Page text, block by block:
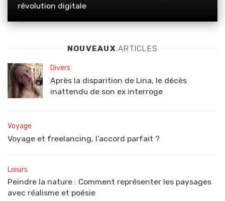
révolution digitale
NOUVEAUXARTICLES
Divers
Après la disparition de Lina, le décès
inattendu de son ex interroge
Voyage
Voyage et freelancing, l’accord parfait ?
Loisirs
Peindre la nature : Comment représenter les paysages
avec réalisme et poésie